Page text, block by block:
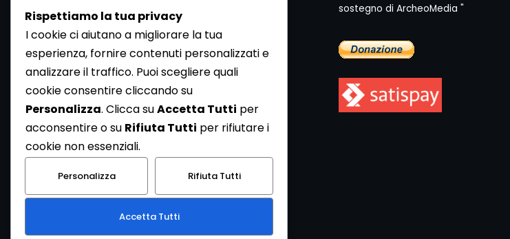
Per contattare la Redazione potete utilizzare i
seguenti recapiti:
Redazione ArcheoMedia c/o Mediares S.c.
Via Gioberti 80/D - 10128 Torino
Tel 011.5806363 - Fax 011.5808561
http://www.mediares.to.it
http://www.didatticatorino.it
sostegno di ArcheoMedia "
Rispettiamo la tua privacy
I cookie ci aiutano a migliorare la tua
esperienza, fornire contenuti personalizzati e
analizzare il traffico. Puoi scegliere quali
cookie consentire cliccando su
Personalizza. Clicca suAccetta Tutti per
acconsentire o su Rifiuta Tutti per rifiutare i
cookie non essenziali.
Personalizza Rifiuta Tutti
Accetta Tutti